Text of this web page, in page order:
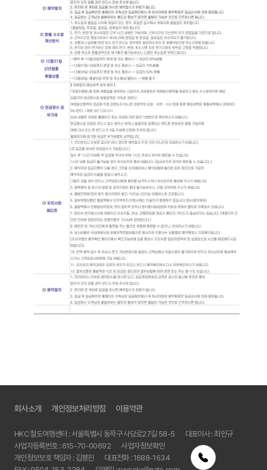
회사소개 개인정보처리방침 이용약관
HKC 철도여행센터 : 서울특별시 동작구 사당로27길 58-5
대표이사 : 최인규
사업자등록번호 : 615-70-00692
사업자정보확인
개인정보보호 책임자 : 김봉진
대표전화 :1688-1634